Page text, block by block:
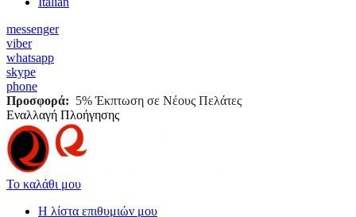
messenger
viber
whatsapp
skype
phone
Προσφορά: 5% Έκπτωση σε Νέους Πελάτες
Εναλλαγή Πλοήγησης
Το καλάθι μου
Η λίστα επιθυμιών μου